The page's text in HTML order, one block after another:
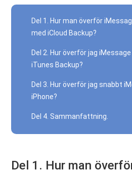
Del 1. Hur man överför
med iCloud Backup?
Del 2. Hur överför jag
iTunes Backup?
Del 3. Hur överför jag snabbt
iPhone?
Del 4. Sammanfattning.
Del 1. Hur man